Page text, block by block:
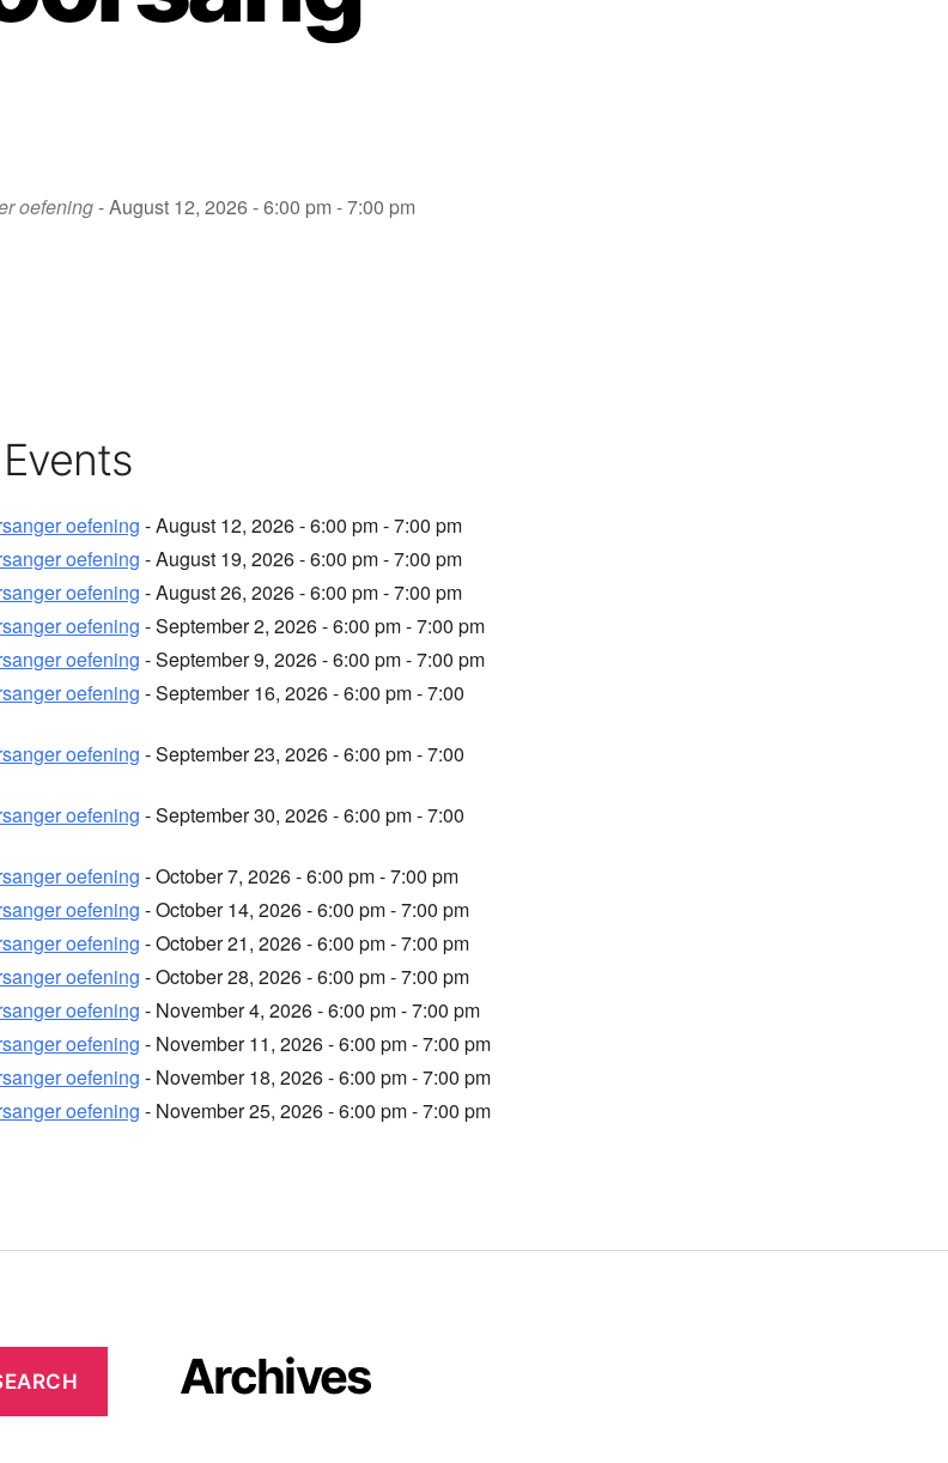
oefening- August 12, 2026 - 6:00 pm - 7:00 pm
oefening - August 12, 2026 - 6:00 pm - 7:00 pm
oefening - August 19, 2026 - 6:00 pm - 7:00 pm
oefening - August 26, 2026 - 6:00 pm - 7:00 pm
oefening - September 2, 2026 - 6:00 pm - 7:00 pm
oefening - September 9, 2026 - 6:00 pm - 7:00 pm
oefening - September 16, 2026 - 6:00 pm - 7:00
oefening - September 23, 2026 - 6:00 pm - 7:00
oefening - September 30, 2026 - 6:00 pm - 7:00
oefening - October 7, 2026 - 6:00 pm - 7:00 pm
oefening - October 14, 2026 - 6:00 pm - 7:00 pm
oefening - October 21, 2026 - 6:00 pm - 7:00 pm
oefening - October 28, 2026 - 6:00 pm - 7:00 pm
oefening - November 4, 2026 - 6:00 pm - 7:00 pm
oefening - November 11, 2026 - 6:00 pm - 7:00 pm
oefening - November 18, 2026 - 6:00 pm - 7:00 pm
oefening - November 25, 2026 - 6:00 pm - 7:00 pm
Archives